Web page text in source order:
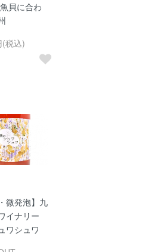
貝に合わ
税込)
微発泡】九
イナリー
ワシュワ